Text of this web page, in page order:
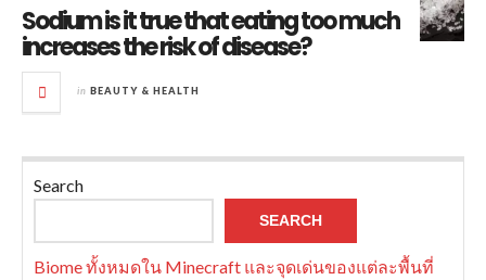
Sodium is it true that eating too much
increases the risk of disease?
in BEAUTY & HEALTH
Search
SEARCH
Biome ทั้งหมดใน Minecraft และจุดเด่นของแต่ละพื้นที่